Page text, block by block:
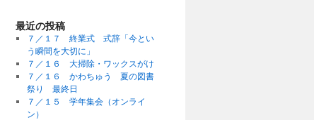
最近の投稿
７／１７ 終業式 式辞「今とい
う瞬間を大切に」
７／１６ 大掃除・ワックスがけ
７／１６ かわちゅう 夏の図書
祭り 最終日
７／１５ 学年集会（オンライ
ン）